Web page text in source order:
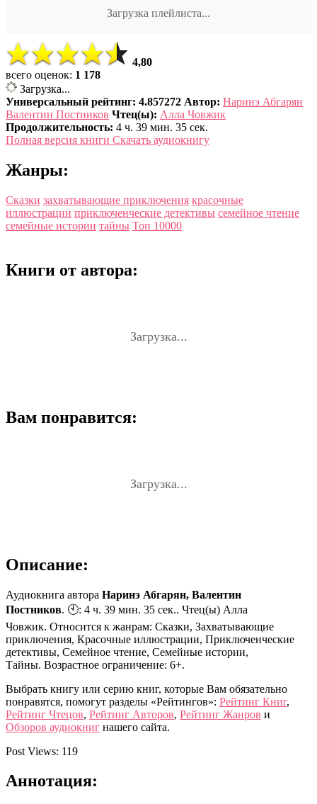
Загрузка плейлиста...
4,80
всего оценок: 1 178
Загрузка...
Универсальный рейтинг: 4.857272 Автор: Наринэ Абгарян
Валентин Постников Чтец(ы): Алла Човжик
Продолжительность: 4 ч. 39 мин. 35 сек.
Полная версия книги Скачать аудиокнигу
Жанры:
Сказки захватывающие приключения красочные
иллюстрации приключенческие детективы семейное чтение
семейные истории тайны Топ 10000
Книги от автора:
Загрузка...
Вам понравится:
Загрузка...
Описание:
Аудиокнига автора Наринэ Абгарян, Валентин
Постников. 🕙: 4 ч. 39 мин. 35 сек.. Чтец(ы) Алла
Човжик. Относится к жанрам: Сказки, Захватывающие
приключения, Красочные иллюстрации, Приключенческие
детективы, Семейное чтение, Семейные истории,
Тайны. Возрастное ограничение: 6+.
Выбрать книгу или серию книг, которые Вам обязательно
понравятся, помогут разделы «Рейтингов»: Рейтинг Книг,
Рейтинг Чтецов, Рейтинг Авторов, Рейтинг Жанров и
Обзоров аудиокниг нашего сайта.
Post Views: 119
Аннотация: